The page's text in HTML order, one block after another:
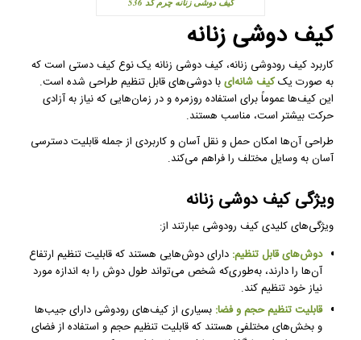
کیف دوشی زنانه
کاربرد کیف رودوشی زنانه، کیف دوشی زنانه یک نوع کیف دستی است که
به صورت یککیف شانه‌ایبا دوشی‌های قابل تنظیم طراحی شده است.
این کیف‌ها عموماً برای استفاده روزمره و در زمان‌هایی که نیاز به آزادی
حرکت بیشتر است، مناسب هستند.
طراحی آن‌ها امکان حمل و نقل آسان و کاربردی از جمله قابلیت دسترسی
آسان به وسایل مختلف را فراهم می‌کند.
ویژگی کیف دوشی زنانه
ویژگی‌های کلیدی کیف رودوشی عبارتند از:
دوش‌های قابل تنظیم: دارای دوش‌هایی هستند که قابلیت تنظیم ارتفاع
آن‌ها را دارند، به‌طوری‌که شخص می‌تواند طول دوش را به اندازه مورد
نیاز خود تنظیم کند.
قابلیت تنظیم حجم و فضا: بسیاری از کیف‌های رودوشی دارای جیب‌ها
و بخش‌های مختلفی هستند که قابلیت تنظیم حجم و استفاده از فضای